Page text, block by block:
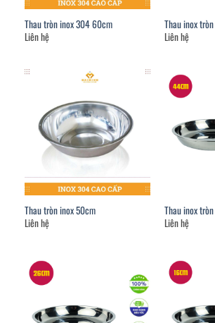
Thau tròn inox 304 60cm
Liên hệ
Thau inox
Liên hệ
Thau tròn inox 50cm
Liên hệ
Thau inox
Liên hệ